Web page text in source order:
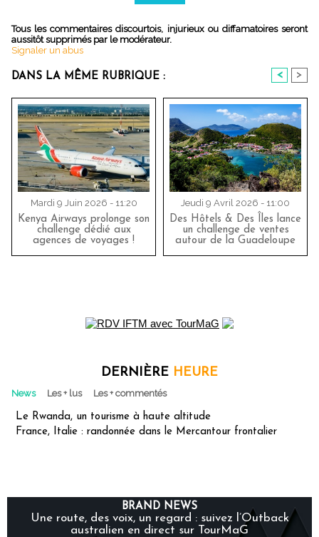
Tous les commentaires discourtois, injurieux ou diffamatoires seront
aussitôt supprimés par le modérateur.
Signaler un abus
DANS LA MÊME RUBRIQUE : < >
Mardi 9 Juin 2026 - 11:20
Kenya Airways prolonge son
challenge dédié aux
agences de voyages !
Jeudi 9 Avril 2026 - 11:00
Des Hôtels & Des Îles lance
un challenge de ventes
autour de la Guadeloupe
DERNIÈRE HEURE
News Les + lus Les + commentés
Le Rwanda, un tourisme à haute altitude
France, Italie : randonnée dans le Mercantour frontalier
BRAND NEWS
Une route, des voix, un regard : suivez l’Outback
australien en direct sur TourMaG